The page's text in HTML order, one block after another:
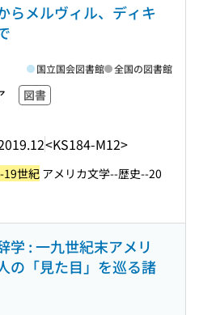
らメルヴィル、ディキ
図書
<KS184-M12>
国立国会図書館 全国の図書館
19世紀 アメリカ文学--歴史--20
学 : 一九世紀末アメリ
の「見た目」を巡る諸